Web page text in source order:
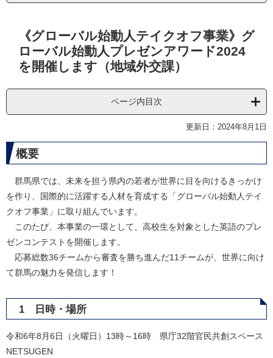
《グローバル始動人テイクオフ事業》グ
ローバル始動人プレゼンアワード2024
を開催します（地域外交課）
ページ内目次
更新日：2024年8月1日
概要
群馬県では、未来を担う県内の若者が世界に目を向けるきっかけ
を作り、国際的に活躍する人材を育成する「グローバル始動人テイ
クオフ事業」に取り組んでいます。
このたび、本事業の一環として、高校生を対象とした英語のプレ
ゼンコンテストを開催します。
応募総数36チームから審査を勝ち進んだ11チームが、世界に向け
て群馬の魅力を発信します！
1 日時・場所
令和6年8月6日（火曜日）13時～16時 県庁32階官民共創スペース
NETSUGEN